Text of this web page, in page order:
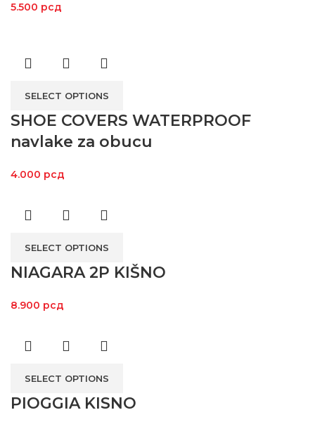
5.500 рсд
SELECT OPTIONS
SHOE COVERS WATERPROOF
navlake za obucu
4.000 рсд
SELECT OPTIONS
NIAGARA 2P KIŠNO
8.900 рсд
SELECT OPTIONS
PIOGGIA KISNO